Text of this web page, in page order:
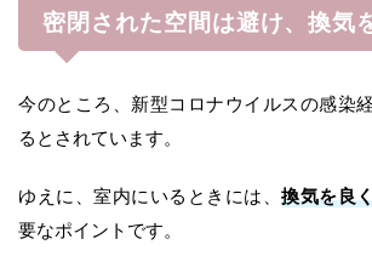
密閉された空間は避け、換気
今のところ、新型コロナウイルスの感染
るとされています。
ゆえに、室内にいるときには、 換気を良
要なポイントです。